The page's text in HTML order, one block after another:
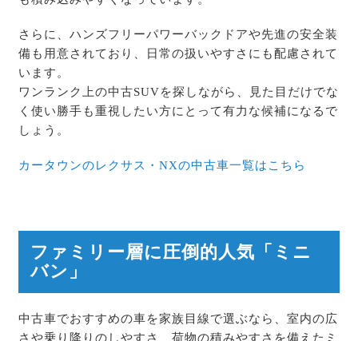
さらに、ハンズフリーパワーバックドアや先進の安全装
備も用意されており、日常の扱いやすさにも配慮されて
います。
ワンランク上の中古SUVを探しながら、見た目だけでな
く使い勝手も重視したい方にとって有力な候補になるで
しょう。
カータウンのレクサス・NXの中古車一覧はこちら
ファミリー層に圧倒的人気「ミニ
バン」
中古車でおすすめの車を家族目線で選ぶなら、室内の広
さや乗り降りのしやすさ、荷物の積みやすさを備えたミ